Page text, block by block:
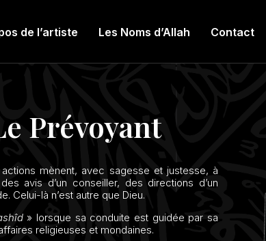
de l’artiste Les Noms d’Allah Contact
Prévoyant
mènent, avec sagesse et justesse, à
avis d’un conseiller, des directions d’un
Celui-là n’est autre que Dieu.
» lorsque sa conduite est guidée par sa
religieuses et mondaines.